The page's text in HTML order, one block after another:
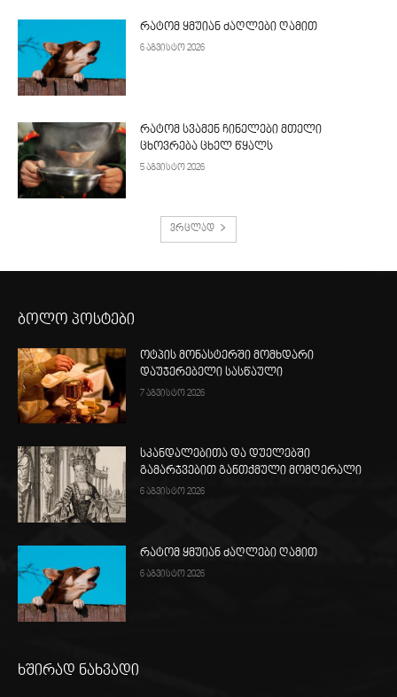
რატომ ყმუიან ძაღლები ღამით
6 აგვისტო 2026
რატომ სვამენ ჩინელები მთელი
ცხოვრება ცხელ წყალს
5 აგვისტო 2026
ვრცლად
ბოლო პოსტები
ოტპის მონასტერში მომხდარი
დაუჯერებელი სასწაული
7 აგვისტო 2026
სკანდალებითა და დუელებში
გამარჯვებით განთქმული მომღერალი
6 აგვისტო 2026
რატომ ყმუიან ძაღლები ღამით
6 აგვისტო 2026
ხშირად ნახვადი